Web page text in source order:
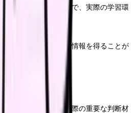
パスに参加することで、実際の学習環
できます。
を通じて、具体的な情報を得ることが
も、教育機関を選ぶ際の重要な判断材